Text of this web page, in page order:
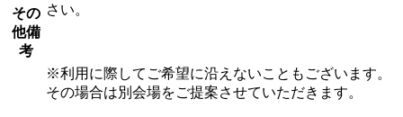
その
他備
考
さい。
※利用に際してご希望に沿えないこともございます。
その場合は別会場をご提案させていただきます。